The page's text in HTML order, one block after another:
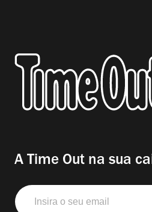
A Time Out na sua
Insira
o